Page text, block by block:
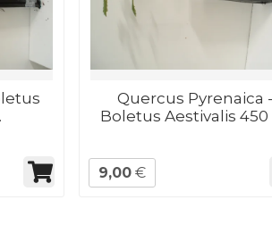
Quercus Pyrenaica -
Boletus Aestivalis 450
9,00 €